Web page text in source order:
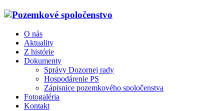
O nás
Aktuality
Z histórie
Dokumenty
Správy Dozornej rady
Hospodárenie PS
Zápisnice pozemkového spoločenstva
Fotogaléria
Kontakt